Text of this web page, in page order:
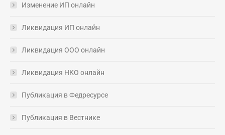
Изменение ИП онлайн
Ликвидация ИП онлайн
Ликвидация ООО онлайн
Ликвидация НКО онлайн
Публикация в Федресурсе
Публикация в Вестнике